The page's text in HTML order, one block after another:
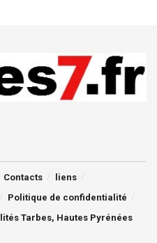
Contacts
liens
Politique de confidentialité
Tarbes, Hautes Pyrénées